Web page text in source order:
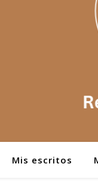
Mis escritos